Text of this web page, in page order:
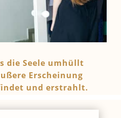
die Seele umhüllt
Erscheinung
und erstrahlt.